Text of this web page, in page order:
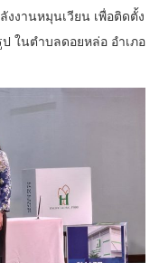
งงานหมุนเวียน เพื่อติดตั้ง
ในตำบลดอยหล่อ อำเภอ